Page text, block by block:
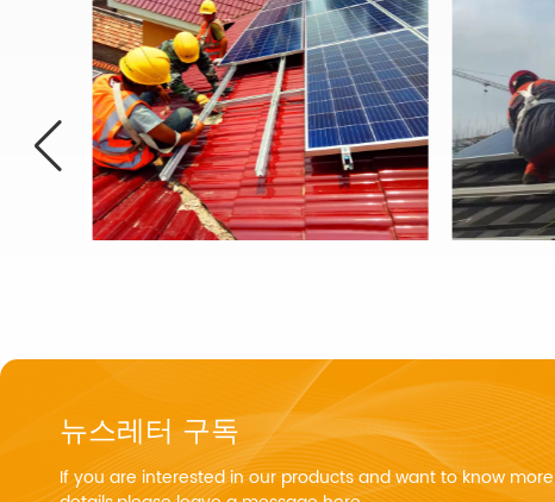
뉴스레터 구독
If you are interested in our products and want to know more